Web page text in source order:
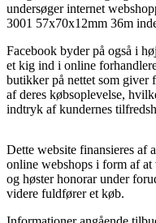
undersøger internet
3001 57x70x12mm 36m
Facebook byder på også i
et kig ind i online
butikker på nettet som
af deres købsoplevelse,
indtryk af kundernes
Dette website finansieres af
online webshops i form af
og høster honorar under
videre fuldfører et køb.